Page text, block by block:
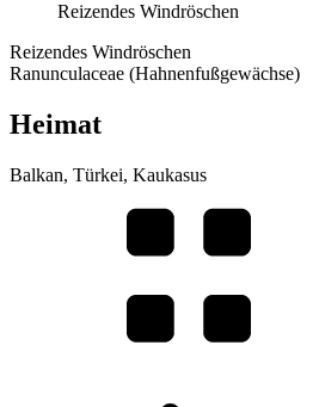
Reizendes Windröschen
Reizendes Windröschen
Ranunculaceae (Hahnenfußgewächse)
Heimat
Balkan, Türkei, Kaukasus